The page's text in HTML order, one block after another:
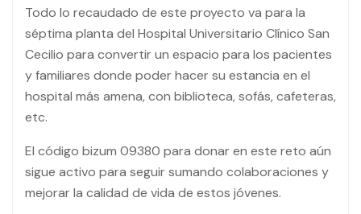
Todo lo recaudado de este proyecto va para la
séptima planta del Hospital Universitario Clínico San
Cecilio para convertir un espacio para los pacientes
y familiares donde poder hacer su estancia en el
hospital más amena, con biblioteca, sofás, cafeteras,
etc.
El código bizum 09380 para donar en este reto aún
sigue activo para seguir sumando colaboraciones y
mejorar la calidad de vida de estos jóvenes.